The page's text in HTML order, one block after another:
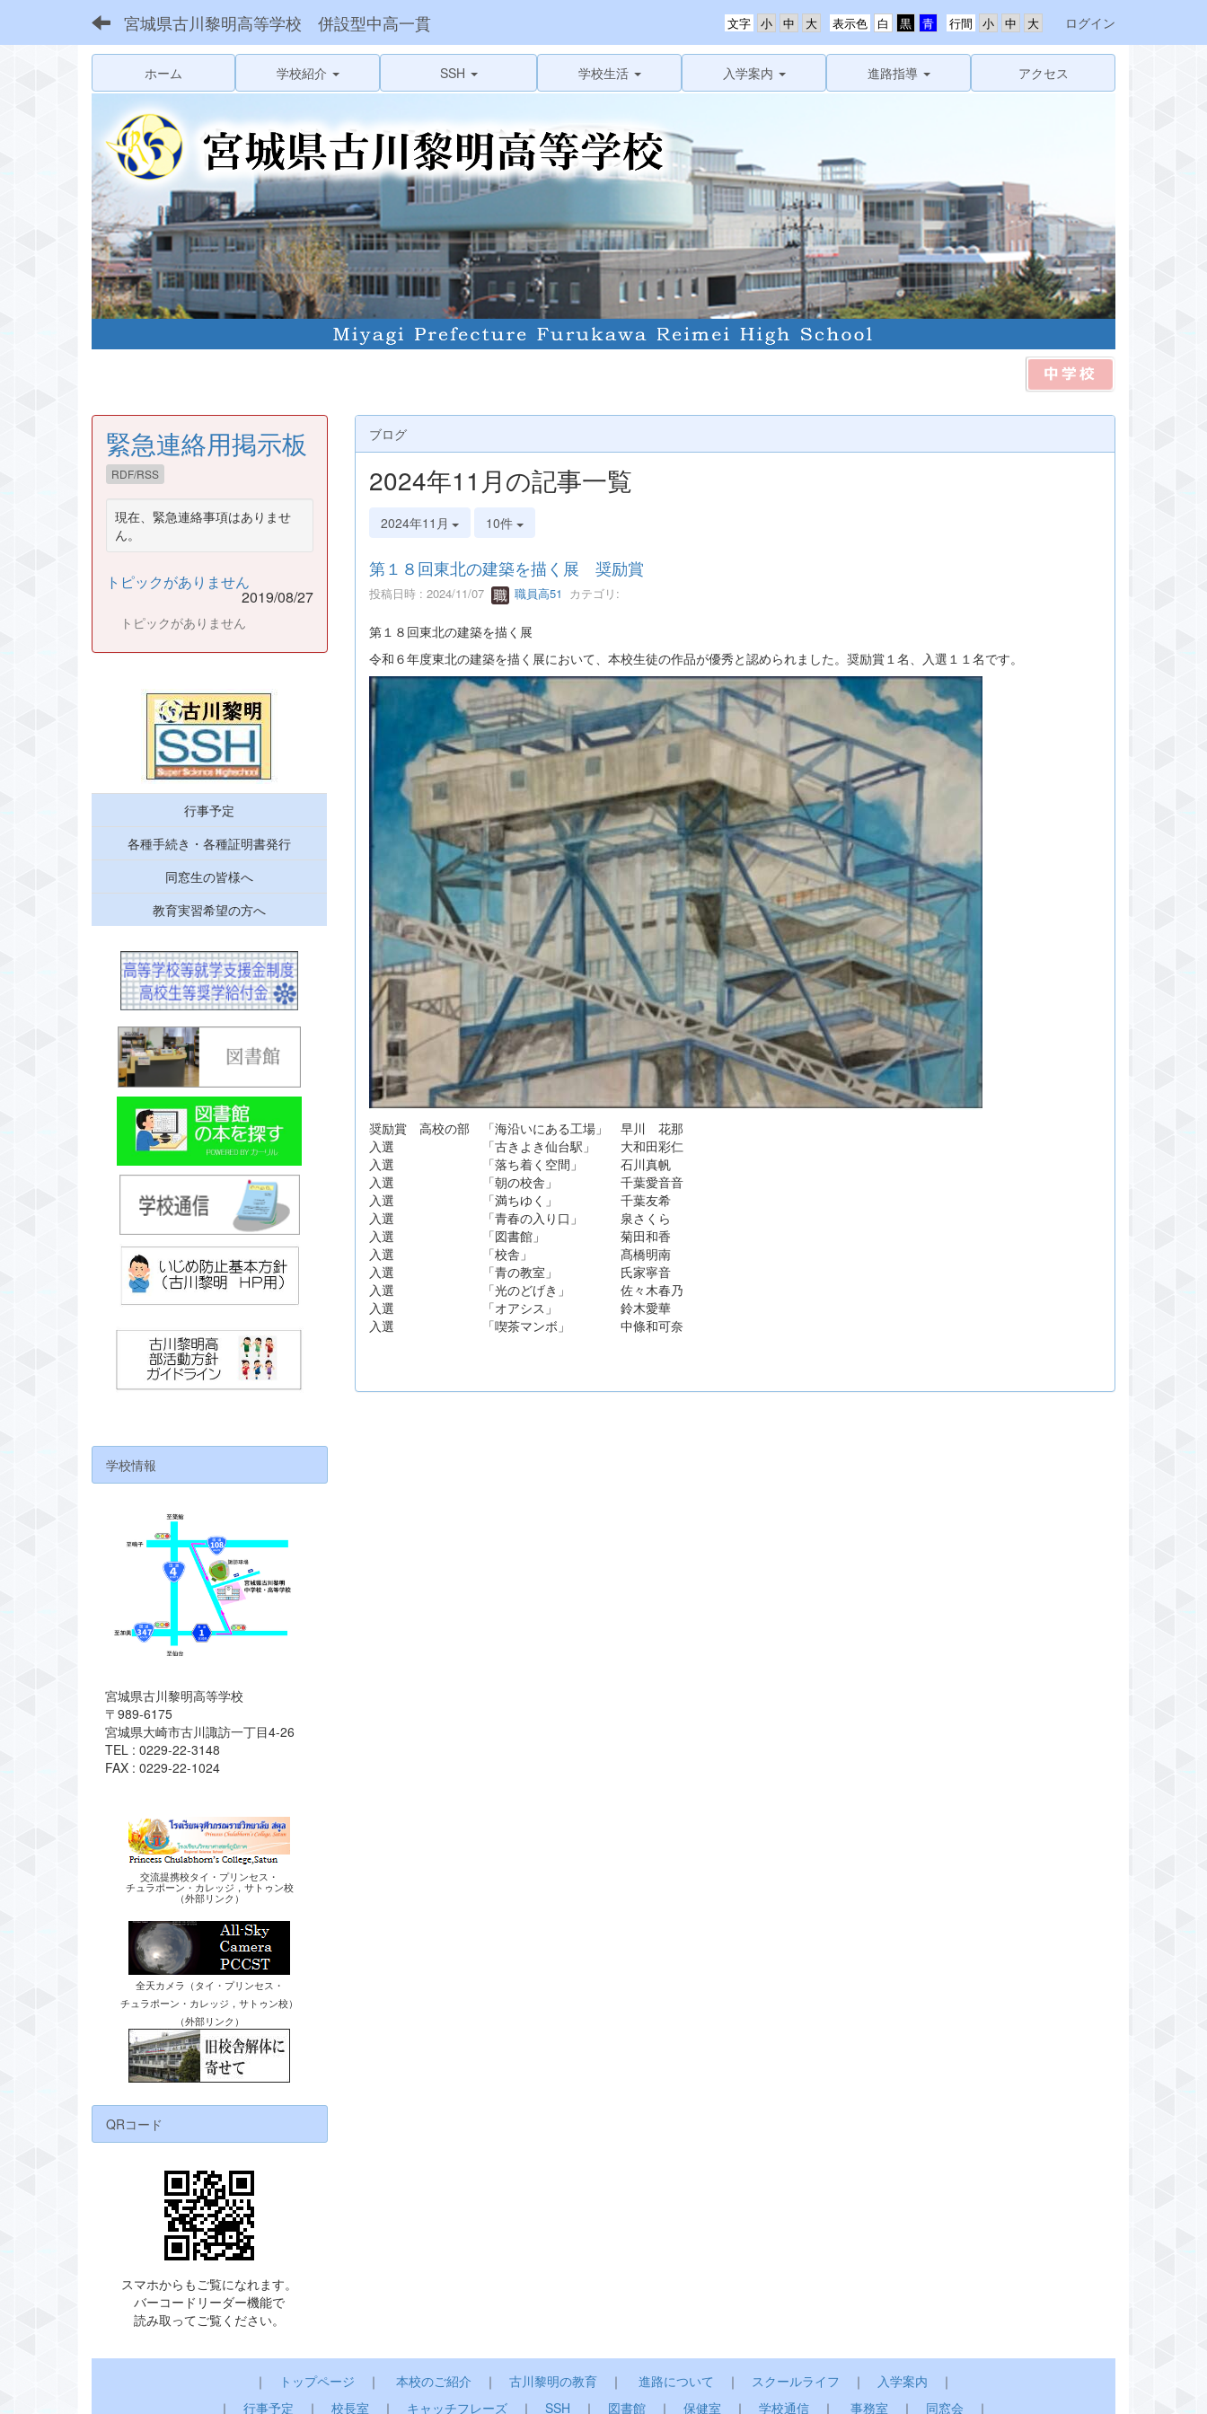
宮城県古川黎明高等学校 併設型中高一貫 行間
表示色
文字 ログイン
ホーム 学校紹介 SSH 学校生活 入学案内 進路指導 アクセス
ブログ
2024年11月の記事一覧
2024年11月 10件
第１８回東北の建築を描く展 奨励賞
投稿日時 : 2024/11/07 職員高51 カテゴリ:
第１８回東北の建築を描く展
令和６年度東北の建築を描く展において、本校生徒の作品が優秀と認められました。奨励賞１名、入選１１名です。
奨励賞 高校の部 「海沿いにある工場」 早川 花那
入選 「古きよき仙台駅」 大和田彩仁
入選 「落ち着く空間」 石川真帆
入選 「朝の校舎」 千葉愛音音
入選 「満ちゆく」 千葉友希
入選 「青春の入り口」 泉さくら
入選 「図書館」 菊田和香
入選 「校舎」 髙橋明南
入選 「青の教室」 氏家寧音
入選 「光のどげき」 佐々木春乃
入選 「オアシス」 鈴木愛華
入選 「喫茶マンボ」 中條和可奈
緊急連絡用掲示板
RDF/RSS
現在、緊急連絡事項はありませ
ん。
トピックがありません
2019/08/27
トピックがありません
行事予定
各種手続き・各種証明書発行
同窓生の皆様へ
教育実習希望の方へ
学校情報
宮城県古川黎明高等学校
〒989-6175
宮城県大崎市古川諏訪一丁目4-26
TEL : 0229-22-3148
FAX : 0229-22-1024
交流提携校タイ・プリンセス・
チュラポーン・カレッジ，サトゥン校
（外部リンク）
全天カメラ（タイ・プリンセス・
チュラポーン・カレッジ，サトゥン校）
（外部リンク）
QRコード
スマホからもご覧になれます。
バーコードリーダー機能で
読み取ってご覧ください。
｜ トップページ ｜ 本校のご紹介 ｜ 古川黎明の教育 ｜ 進路について ｜ スクールライフ ｜ 入学案内 ｜
｜ 行事予定 ｜ 校長室 ｜ キャッチフレーズ ｜ SSH ｜ 図書館 ｜ 保健室 ｜ 学校通信 ｜ 事務室 ｜ 同窓会 ｜